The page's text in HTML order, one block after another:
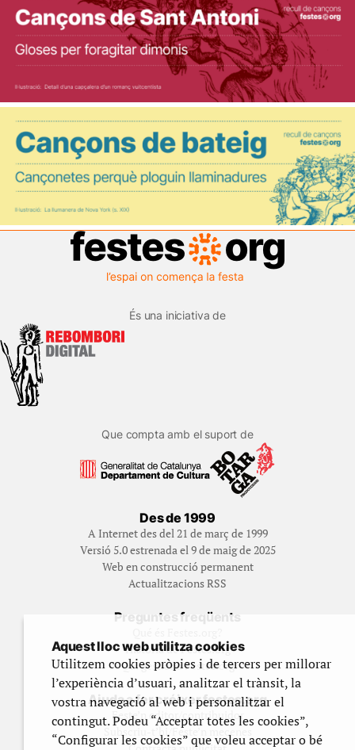
És una iniciativa de
Que compta amb el suport de
Des de 1999
A Internet des del 21 de març de 1999
Versió 5.0 estrenada el 9 de maig de 2025
Web en construcció permanent
Actualitzacions RSS
Preguntes freqüents
Història de Festes.org
Qui gestiona Festes.org
Ajuda a fer créixer festes.org
Feste’n editor/contribuidor
Subscriu-t’hi/Feste’n mecenes
Aquest lloc web utilitza cookies
Utilitzem cookies pròpies i de tercers per millorar
l’experiència d’usuari, analitzar el trànsit, la
vostra navegació al web i personalitzar el
contingut. Podeu “Acceptar totes les cookies”,
“Configurar les cookies” que voleu acceptar o bé